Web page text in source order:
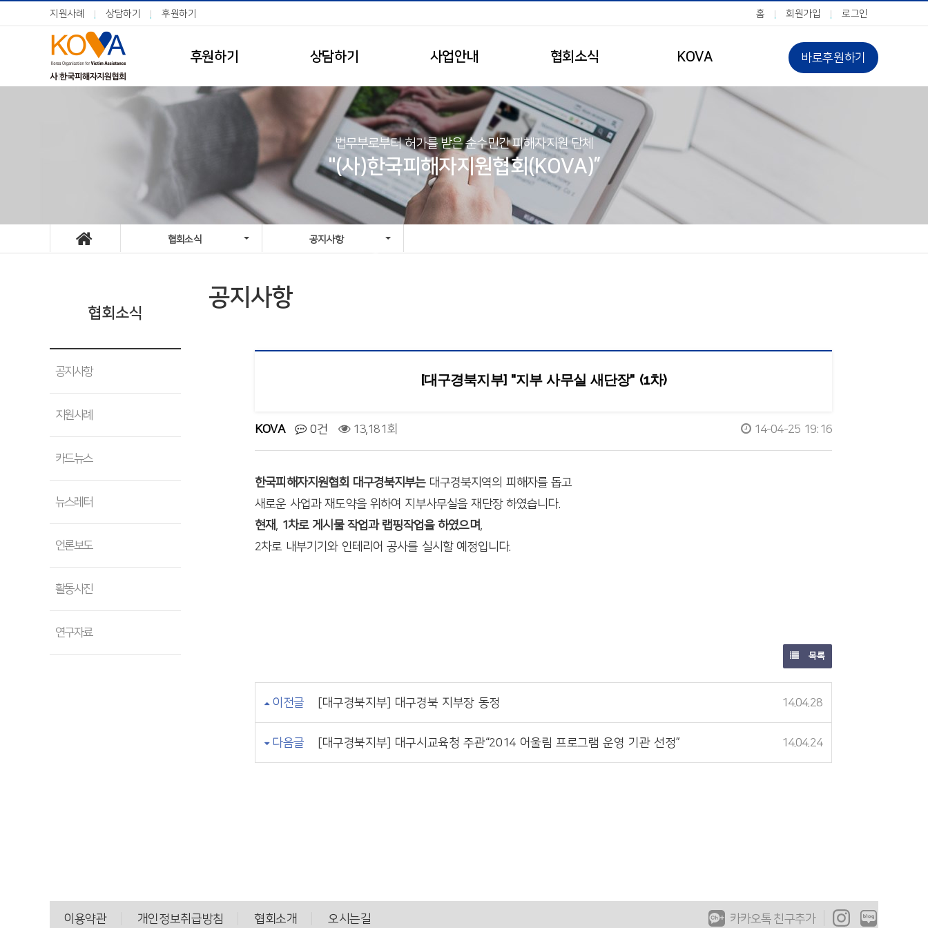
지원사례 상담하기 후원하기 홈 회원가입 로그인
바로후원하기
후원하기 상담하기 사업안내 협회소식 KOVA
법무부로부터 허가를 받은 순수민간 피해자지원 단체
"(사)한국피해자지원협회(KOVA)”
협회소식 공지사항
협회소식
공지사항
지원사례
카드뉴스
뉴스레터
언론보도
활동사진
연구자료
공지사항
[대구경북지부] "지부 사무실 새단장" (1차)
KOVA 0건 13,181회 14-04-25 19:16
한국피해자지원협회 대구경북지부는대구경북지역의 피해자를 돕고
새로운 사업과 재도약을 위하여 지부사무실을 재단장 하였습니다.
현재, 1차로 게시물 작업과 랩핑작업을 하였으며,
2차로 내부기기와 인테리어 공사를 실시할 예정입니다.
목록
이전글 [대구경북지부] 대구경북 지부장 동정 14.04.28
다음글 [대구경북지부] 대구시교육청 주관“2014 어울림 프로그램 운영 기관 선정” 14.04.24
카카오톡 친구추가
이용약관 개인정보취급방침 협회소개 오시는길